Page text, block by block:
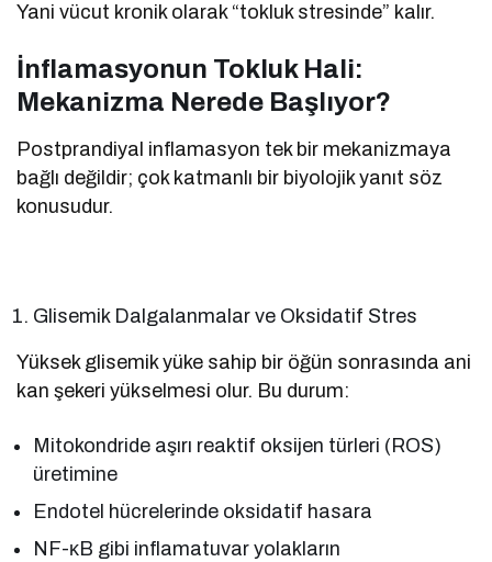
Yani vücut kronik olarak “tokluk stresinde” kalır.
İnflamasyonun Tokluk Hali:
Mekanizma Nerede Başlıyor?
Postprandiyal inflamasyon tek bir mekanizmaya
bağlı değildir; çok katmanlı bir biyolojik yanıt söz
konusudur.
Glisemik Dalgalanmalar ve Oksidatif Stres
Yüksek glisemik yüke sahip bir öğün sonrasında ani
kan şekeri yükselmesi olur. Bu durum:
Mitokondride aşırı reaktif oksijen türleri (ROS)
üretimine
Endotel hücrelerinde oksidatif hasara
NF-κB gibi inflamatuvar yolakların